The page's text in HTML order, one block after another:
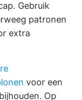
Gebruik
patronen
extra
voor een
Op